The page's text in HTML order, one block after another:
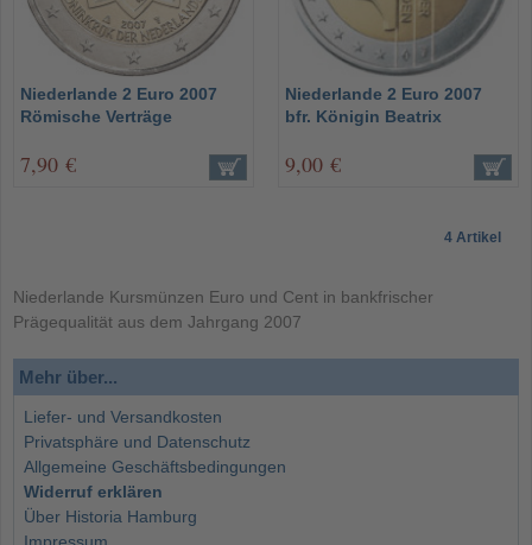
Niederlande 2 Euro 2007
Römische Verträge
7,90 €
Niederlande 2 Euro 2007
bfr. Königin Beatrix
9,00 €
4 Artikel
Niederlande Kursmünzen Euro und Cent in bankfrischer
Prägequalität aus dem Jahrgang 2007
Mehr über...
Liefer- und Versandkosten
Privatsphäre und Datenschutz
Allgemeine Geschäftsbedingungen
Widerruf erklären
Über Historia Hamburg